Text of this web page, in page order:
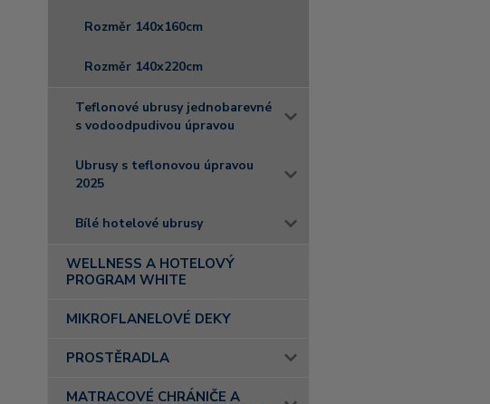
Rozměr 140x160cm
Rozměr 140x220cm
Teflonové ubrusy jednobarevné
s vodoodpudivou úpravou
Ubrusy s teflonovou úpravou
2025
Bílé hotelové ubrusy
WELLNESS A HOTELOVÝ
PROGRAM WHITE
MIKROFLANELOVÉ DEKY
PROSTĚRADLA
MATRACOVÉ CHRÁNIČE A